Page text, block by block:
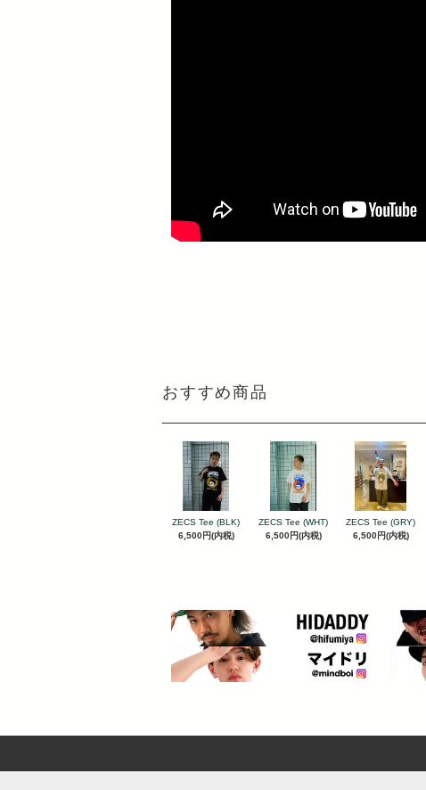
おすすめ商品
ZECS Tee (BLK)
6,500円(内税)
ZECS Tee (WHT)
6,500円(内税)
ZECS Tee (GRY)
6,500円(内税)